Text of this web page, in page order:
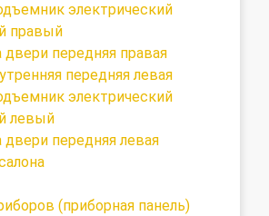
электрический
правый
передняя правая
передняя левая
электрический
левый
передняя левая
(приборная панель)